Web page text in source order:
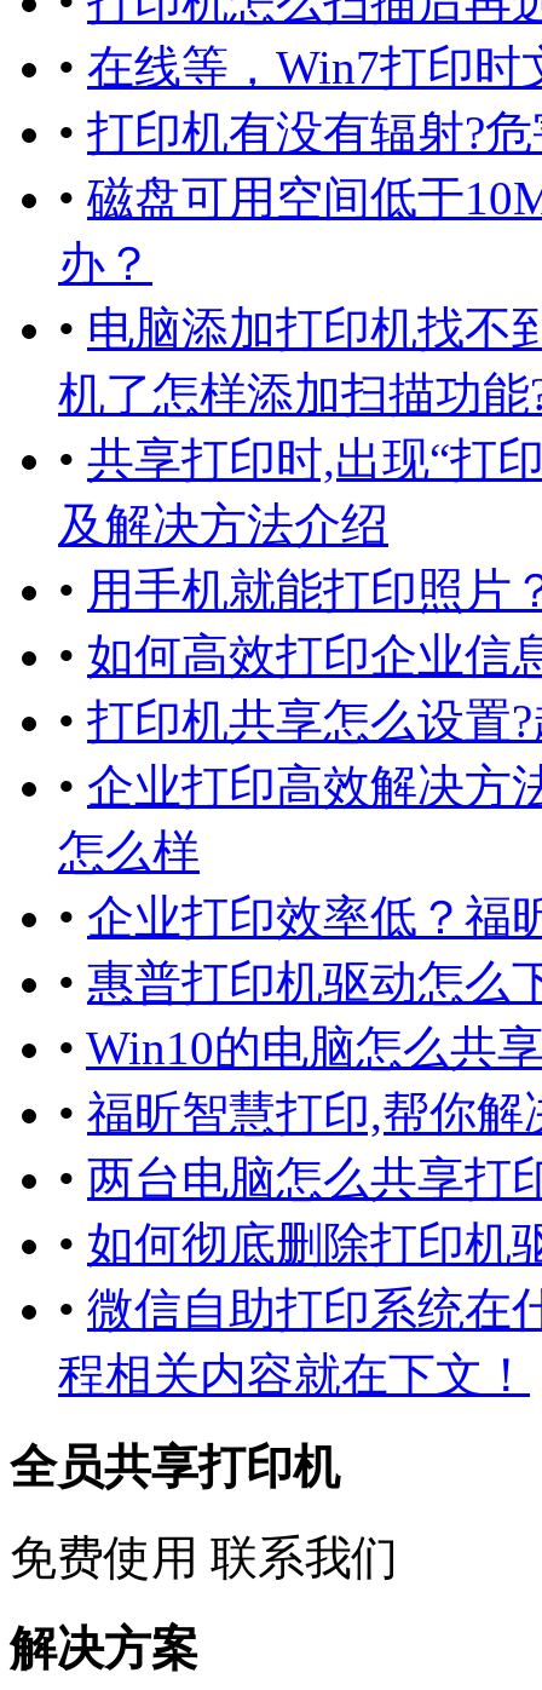
• 在线等，Win7打印
• 打印机有没有辐射?
• 磁盘可用空间低于
办？
• 电脑添加打印机找不
机了怎样添加扫描功能
• 共享打印时,出现“打
及解决方法介绍
• 用手机就能打印照片
• 如何高效打印企业信
• 打印机共享怎么设置
• 企业打印高效解决方
怎么样
• 企业打印效率低？福
• 惠普打印机驱动怎么
• Win10的电脑怎么共
• 福昕智慧打印,帮你解
• 两台电脑怎么共享打
• 如何彻底删除打印机
• 微信自助打印系统在
程相关内容就在下文！
全员共享打印机
免费使用 联系我们
解决方案